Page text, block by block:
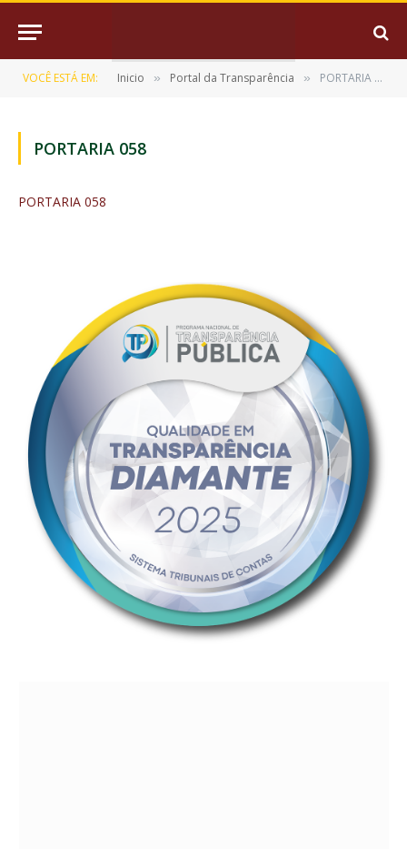
VOCÊ ESTÁ EM: Inicio » Portal da Transparência » PORTARIA 058
PORTARIA 058
PORTARIA 058